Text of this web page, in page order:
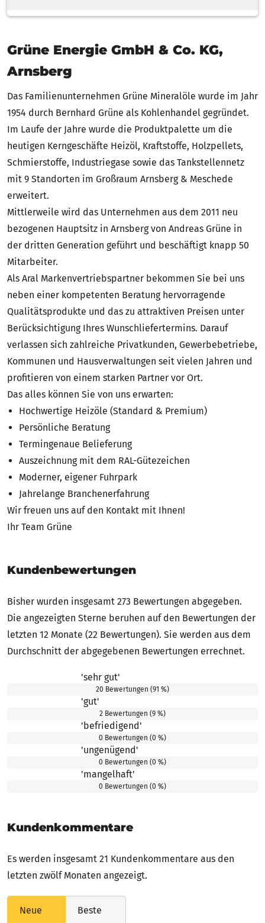
Grüne Energie GmbH & Co. KG,
Arnsberg
Das Familienunternehmen Grüne Mineralöle wurde im Jahr
1954 durch Bernhard Grüne als Kohlenhandel gegründet.
Im Laufe der Jahre wurde die Produktpalette um die
heutigen Kerngeschäfte Heizöl, Kraftstoffe, Holzpellets,
Schmierstoffe, Industriegase sowie das Tankstellennetz
mit 9 Standorten im Großraum Arnsberg & Meschede
erweitert.
Mittlerweile wird das Unternehmen aus dem 2011 neu
bezogenen Hauptsitz in Arnsberg von Andreas Grüne in
der dritten Generation geführt und beschäftigt knapp 50
Mitarbeiter.
Als Aral Markenvertriebspartner bekommen Sie bei uns
neben einer kompetenten Beratung hervorragende
Qualitätsprodukte und das zu attraktiven Preisen unter
Berücksichtigung Ihres Wunschliefertermins. Darauf
verlassen sich zahlreiche Privatkunden, Gewerbebetriebe,
Kommunen und Hausverwaltungen seit vielen Jahren und
profitieren von einem starken Partner vor Ort.
Das alles können Sie von uns erwarten:
Hochwertige Heizöle (Standard & Premium)
Persönliche Beratung
Termingenaue Belieferung
Auszeichnung mit dem RAL-Gütezeichen
Moderner, eigener Fuhrpark
Jahrelange Branchenerfahrung
Wir freuen uns auf den Kontakt mit Ihnen!
Ihr Team Grüne
Kundenbewertungen
Bisher wurden insgesamt 273 Bewertungen abgegeben.
Die angezeigten Sterne beruhen auf den Bewertungen der
letzten 12 Monate (22 Bewertungen). Sie werden aus dem
Durchschnitt der abgegebenen Bewertungen errechnet.
5.00 von 5 Sternen'sehr gut'
20 Bewertungen (91 %)
4.00 von 5 Sternen'gut'
2 Bewertungen (9 %)
3.00 von 5 Sternen'befriedigend'
0 Bewertungen (0 %)
2.00 von 5 Sternen'ungenügend'
0 Bewertungen (0 %)
1.00 von 5 Sternen'mangelhaft'
0 Bewertungen (0 %)
Kundenkommentare
Es werden insgesamt 21 Kundenkommentare aus den
letzten zwölf Monaten angezeigt.
Neue Beste